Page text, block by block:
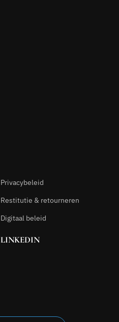
Privacybeleid
Restitutie & retourneren
Digitaal beleid
LINKEDIN